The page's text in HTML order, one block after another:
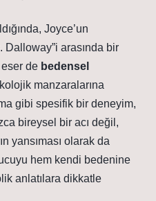
Joyce’un
Dalloway”i arasında bir
de bedensel
manzaralarına
gibi spesifik bir deneyim,
bireysel bir acı değil,
yansıması olarak da
hem kendi bedenine
anlatılara dikkatle